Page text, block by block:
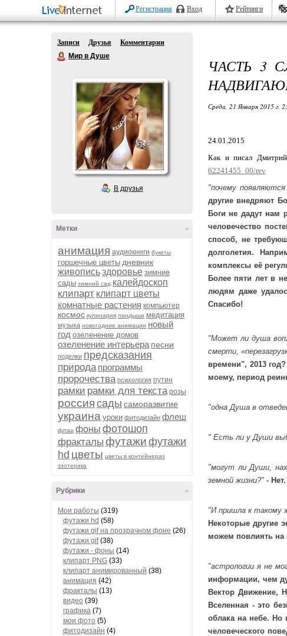
Регистрация Вход Рейтинги
Записи Друзья
Комментарии
Мир в Душе
В друзья
-
Метки
анимация аудиокниги букеты
горшечные цветы дневник
живописьздоровье зимние
сады зимний сад калейдоскоп
клипарт клипарт цветы
комнатные растения компьютер
космос кулинария ландыши медитация
музыка новогодние анимации новый
год озеленение домов
озеленение интерьера песни
поделки предсказания
природа программы
пророчества психология путин
рамки рамки для текста розы
россия сады саморазвитие
украина уроки фитодизайн флеш
флэш фоны фотошоп
фракталы футажи футажи
hd цветы цветы в контейнерах
эзотерика
-
Рубрики
Мои работы (319)
футажи hd (58)
футажи gif на прозрачном фоне (26)
футажи gif(38)
футажи - фоны (14)
клипарт PNG (33)
клипарт анимированный (38)
анимация (42)
фракталы (13)
видео (39)
графика (7)
мои фото (5)
фитодизайн (4)
ЧАСТЬ 3
Среда, 21 Января 2015 г.
24.01.2015
Как и писал Дмитрий
62241455_00/rev
"почему
другие внедряют
Боги не дадут нам
человечество
способ, не
долголетия.
комплексы её
Более пяти лет в
людям даже
Спасибо!
"Может ли душа
смерти,
времени", 2013
моему, период
"одна Душа в
" Есть ли у Души
"могут ли Души,
земной жизни?" -
"И пришла к такому
Некоторые другие
можем повлиять
"астрологии я не
информации, чем
Вектор Движение,
Вселенная - это
облака на небе. Но
человеческого